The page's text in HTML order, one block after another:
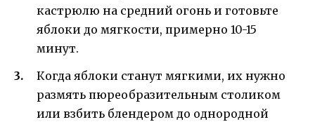
кастрюлю на средний огонь и готовьте
яблоки до мягкости, примерно 10-15
минут.
Когда яблоки станут мягкими, их нужно
размять пюреобразительным столиком
или взбить блендером до однородной